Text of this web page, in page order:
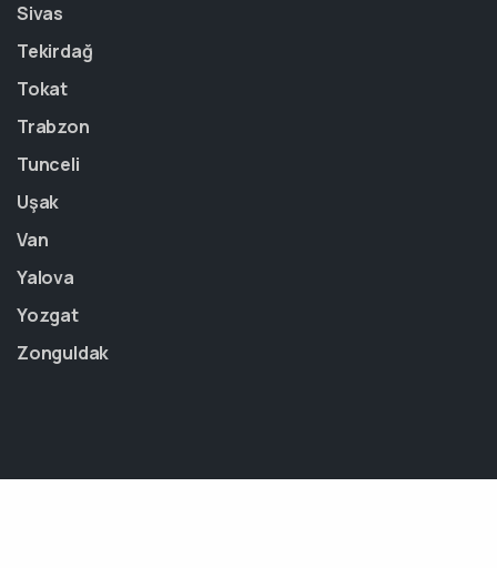
Sivas
Tekirdağ
Tokat
Trabzon
Tunceli
Uşak
Van
Yalova
Yozgat
Zonguldak